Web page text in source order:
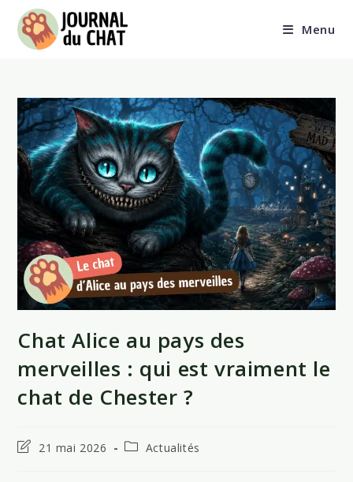
content
Menu
Chat Alice au pays des
merveilles : qui est vraiment le
chat de Chester ?
Dernière
21 mai 2026
PostActualités